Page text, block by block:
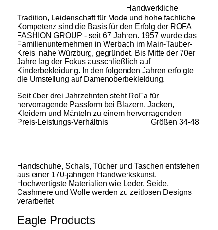
Handwerkliche
Tradition, Leidenschaft für Mode und hohe fachliche
Kompetenz sind die Basis für den Erfolg der ROFA
FASHION GROUP - seit 67 Jahren. 1957 wurde das
Familienunternehmen in Werbach im Main-Tauber-
Kreis, nahe Würzburg, gegründet. Bis Mitte der 70er
Jahre lag der Fokus ausschließlich auf
Kinderbekleidung. In den folgenden Jahren erfolgte
die Umstellung auf Damenoberbekleidung.
Seit über drei Jahrzehnten steht RoFa für
hervorragende Passform bei Blazern, Jacken,
Kleidern und Mänteln zu einem hervorragenden
Preis-Leistungs-Verhältnis. Größen 34-48
Handschuhe, Schals, Tücher und Taschen entstehen
aus einer 170-jährigen Handwerkskunst.
Hochwertigste Materialien wie Leder, Seide,
Cashmere und Wolle werden zu zeitlosen Designs
verarbeitet
Eagle Products